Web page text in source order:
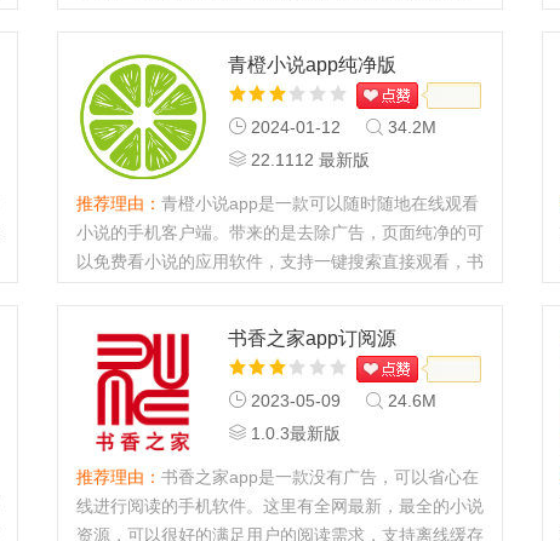
青橙小说app纯净版
2024-01-12
34.2M
22.1112 最新版
推荐理由： 青橙小说app是一款可以随时随地在线观看
小说的手机客户端。带来的是去除广告，页面纯净的可
以免费看小说的应用软件，支持一键搜索直接观看，书
书香之家app订阅源
2023-05-09
24.6M
1.0.3最新版
推荐理由： 书香之家app是一款没有广告，可以省心在
线进行阅读的手机软件。这里有全网最新，最全的小说
资源，可以很好的满足用户的阅读需求，支持离线缓存